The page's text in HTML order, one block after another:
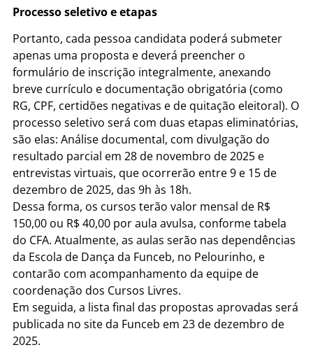
Processo seletivo e etapas
Portanto, cada pessoa candidata poderá submeter
apenas uma proposta e deverá preencher o
formulário de inscrição integralmente, anexando
breve currículo e documentação obrigatória (como
RG, CPF, certidões negativas e de quitação eleitoral). O
processo seletivo será com duas etapas eliminatórias,
são elas: Análise documental, com divulgação do
resultado parcial em 28 de novembro de 2025 e
entrevistas virtuais, que ocorrerão entre 9 e 15 de
dezembro de 2025, das 9h às 18h.
Dessa forma, os cursos terão valor mensal de R$
150,00 ou R$ 40,00 por aula avulsa, conforme tabela
do CFA. Atualmente, as aulas serão nas dependências
da Escola de Dança da Funceb, no Pelourinho, e
contarão com acompanhamento da equipe de
coordenação dos Cursos Livres.
Em seguida, a lista final das propostas aprovadas será
publicada no site da Funceb em 23 de dezembro de
2025.